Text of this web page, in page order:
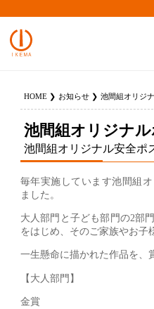
HOME お知らせ
池間組オリジナ
池間組オリジナル安全ポ
毎年実施しています池間組
ました。
大人部門と子ども部門の2部
をはじめ、そのご家族やお子
一生懸命に描かれた作品を、
【大人部門】
金賞